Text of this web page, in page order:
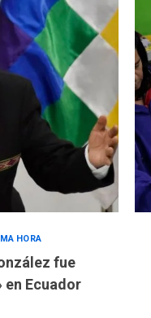
HORA
fue
Ecuador